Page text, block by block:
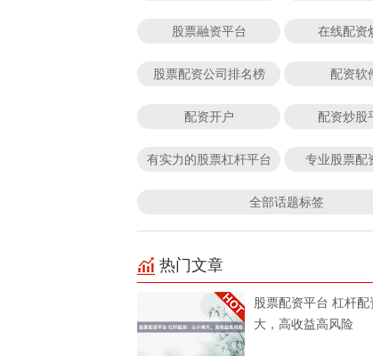
股票融资平台 在线配资
股票配资公司排名榜 配资软
配资开户 配资炒股
有实力的股票杠杆平台 专业股票配
全部话题标签
热门文章
股票配资平台 杠杆
大，高收益高风险